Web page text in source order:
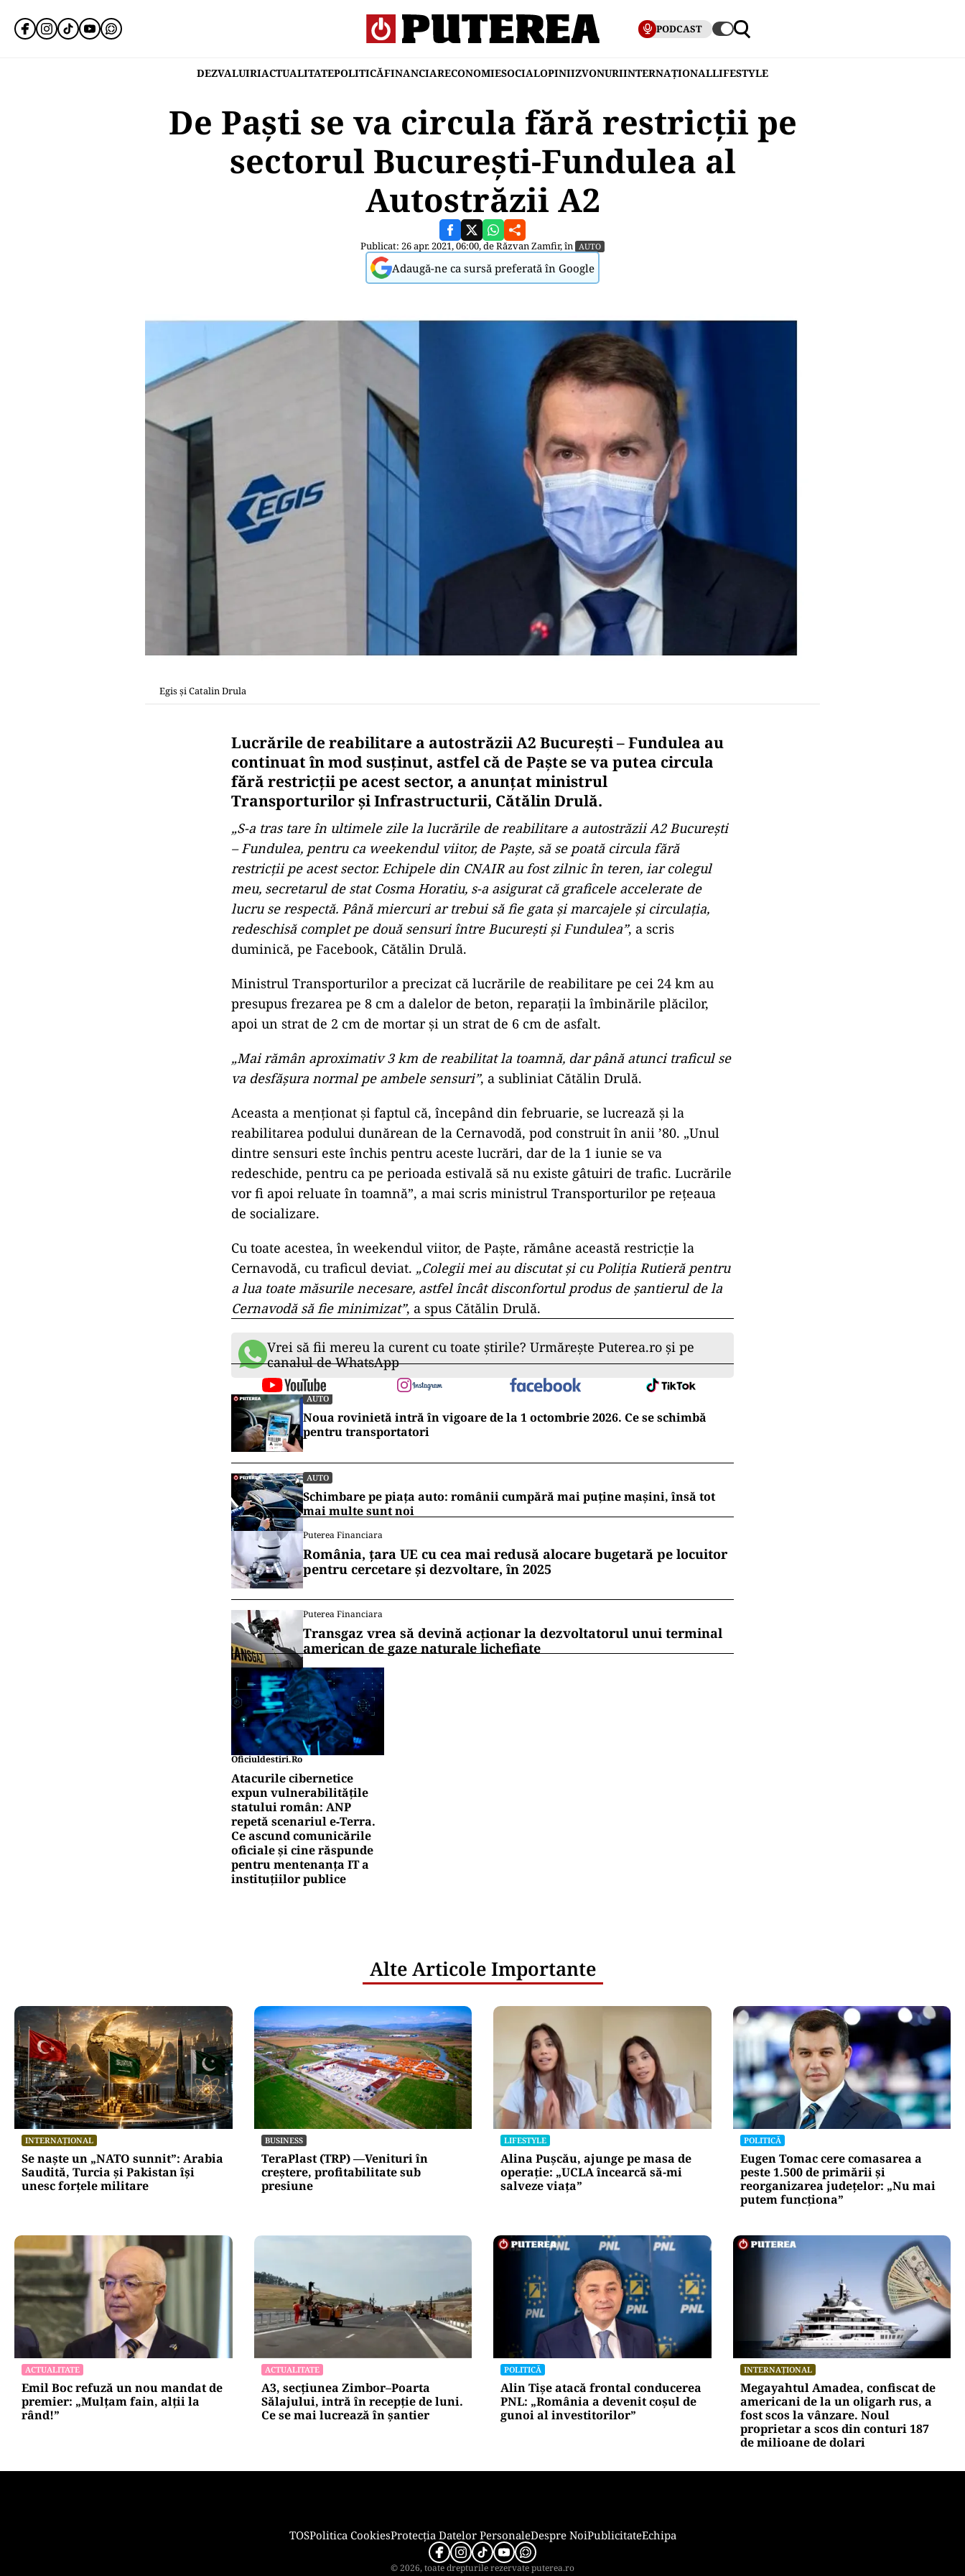
PODCAST
DEZVALUIRIACTUALITATEPOLITICĂFINANCIARECONOMIESOCIALOPINIIZVONURIINTERNAȚIONALLIFESTYLE
De Paști se va circula fără restricții pe
sectorul București-Fundulea al
Autostrăzii A2
Publicat: 26 apr. 2021, 06:00, deRăzvan Zamfir, în AUTO
Adaugă-ne ca sursă preferată în Google
Egis și Catalin Drula
Lucrările de reabilitare a autostrăzii A2 Bucureşti – Fundulea au
continuat în mod susţinut, astfel că de Paşte se va putea circula
fără restricţii pe acest sector, a anunţat ministrul
Transporturilor şi Infrastructurii, Cătălin Drulă.
„S-a tras tare în ultimele zile la lucrările de reabilitare a autostrăzii A2 Bucureşti
– Fundulea, pentru ca weekendul viitor, de Paşte, să se poată circula fără
restricţii pe acest sector. Echipele din CNAIR au fost zilnic în teren, iar colegul
meu, secretarul de stat Cosma Horatiu, s-a asigurat că graficele accelerate de
lucru se respectă. Până miercuri ar trebui să fie gata şi marcajele şi circulaţia,
redeschisă complet pe două sensuri între Bucureşti şi Fundulea”, a scris
duminică, pe Facebook, Cătălin Drulă.
Ministrul Transporturilor a precizat că lucrările de reabilitare pe cei 24 km au
presupus frezarea pe 8 cm a dalelor de beton, reparaţii la îmbinările plăcilor,
apoi un strat de 2 cm de mortar şi un strat de 6 cm de asfalt.
ad
„Mai rămân aproximativ 3 km de reabilitat la toamnă, dar până atunci traficul se
va desfăşura normal pe ambele sensuri”, a subliniat Cătălin Drulă.
Aceasta a menţionat şi faptul că, începând din februarie, se lucrează şi la
reabilitarea podului dunărean de la Cernavodă, pod construit în anii ’80. „Unul
dintre sensuri este închis pentru aceste lucrări, dar de la 1 iunie se va
redeschide, pentru ca pe perioada estivală să nu existe gâtuiri de trafic. Lucrările
vor fi apoi reluate în toamnă”, a mai scris ministrul Transporturilor pe reţeaua
de socializare.
Cu toate acestea, în weekendul viitor, de Paşte, rămâne această restricţie la
Cernavodă, cu traficul deviat.„Colegii mei au discutat şi cu Poliţia Rutieră pentru
a lua toate măsurile necesare, astfel încât disconfortul produs de şantierul de la
Cernavodă să fie minimizat”, a spus Cătălin Drulă.
Vrei să fii mereu la curent cu toate știrile? Urmărește Puterea.ro și pe
canalul de WhatsApp
AUTO
pentru transportatori
AUTO
Schimbare pe piața auto: românii cumpără mai puține mașini, însă tot
mai multe sunt noi
Puterea Financiara
România, țara UE cu cea mai redusă alocare bugetară pe locuitor
pentru cercetare și dezvoltare, în 2025
Puterea Financiara
Transgaz vrea să devină acționar la dezvoltatorul unui terminal
Oficiuldestiri.ro
Atacurile cibernetice
expun vulnerabilitățile
statului român: ANP
repetă scenariul e‑Terra.
Ce ascund comunicările
oficiale și cine răspunde
pentru mentenanța IT a
instituțiilor publice
INTERNAȚIONAL
Se naște un „NATO sunnit”: Arabia
Saudită, Turcia și Pakistan își
BUSINESS
TeraPlast (TRP) —Venituri în
creștere, profitabilitate sub
LIFESTYLE
Alina Pușcău, ajunge pe masa de
operație: „UCLA încearcă să-mi
POLITICĂ
Eugen Tomac cere comasarea a
peste 1.500 de primării și
reorganizarea județelor: „Nu mai
putem funcționa”